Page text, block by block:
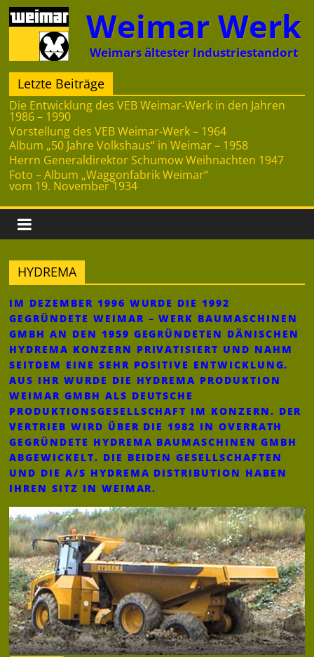
Zum
Inhalt
springen
Weimar Werk
Weimars ältester Industriestandort
Letzte Beiträge
Die Entwicklung des VEB Weimar-Werk in den Jahren
1986 – 1990
Vorstellung des VEB Weimar-Werk – 1964
Album „50 Jahre Volkshaus“ in Weimar – 1958
Herrn Generaldirektor Schumow Weihnachten 1947
Foto – Album „Waggonfabrik Weimar“
vom 19. November 1934
HYDREMA
IM DEZEMBER 1996 WURDE DIE 1992
GEGRÜNDETE WEIMAR – WERK BAUMASCHINEN
GMBH AN DEN 1959 GEGRÜNDETEN DÄNISCHEN
HYDREMA KONZERN PRIVATISIERT UND NAHM
SEITDEM EINE SEHR POSITIVE ENTWICKLUNG.
AUS IHR WURDE DIE HYDREMA PRODUKTION
WEIMAR GMBH ALS DEUTSCHE
PRODUKTIONSGESELLSCHAFT IM KONZERN. DER
VERTRIEB WIRD ÜBER DIE 1982 IN OVERRATH
GEGRÜNDETE HYDREMA BAUMASCHINEN GMBH
ABGEWICKELT. DIE BEIDEN GESELLSCHAFTEN
UND DIE A/S HYDREMA DISTRIBUTION HABEN
IHREN SITZ IN WEIMAR.